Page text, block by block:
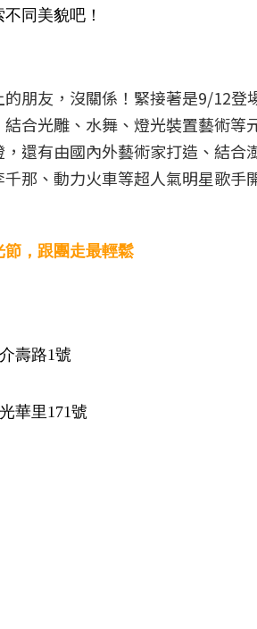
同美貌吧！
朋友，沒關係！緊接著是9/12
合光雕、水舞、燈光裝置藝術
還有由國內外藝術家打造、結合
那、動力火車等超人氣明星歌
節，跟團走最輕鬆
壽路1號
華里171號